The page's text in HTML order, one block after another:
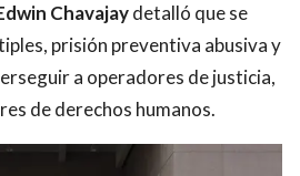
Chavajaydetalló que se
prisión preventiva abusiva y
a operadores de justicia,
de derechos humanos.